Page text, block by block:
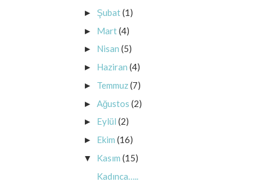
► Şubat(1)
► Mart(4)
► Nisan (5)
► Haziran (4)
► Temmuz(7)
► Ağustos (2)
► Eylül (2)
► Ekim (16)
▼ Kasım (15)
Kadınca…..